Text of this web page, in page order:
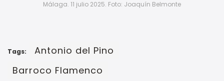
Málaga. 11 julio 2025. Foto: Joaquín Belmonte
Tags:
Antonio del Pino
Barroco Flamenco